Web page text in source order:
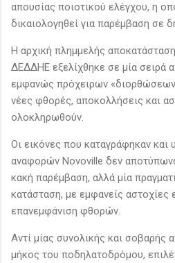
απουσίας ποιοτικού ελέγχου, η
δικαιολογηθεί για παρέμβαση σε
Η αρχική πλημμελής
ΔΕΔΔΗΕ εξελίχθηκε σε μία σειρά
εμφανώς πρόχειρων
νέες φθορές, αποκολλήσεις και
ολοκληρωθούν.
Οι εικόνες που καταγράφηκαν
αναφορών Novoville δεν
κακή παρέμβαση, αλλά μία
κατάσταση, με εμφανείς αστοχίες
επανεμφάνιση φθορών.
Αντί μίας συνολικής και σοβαρής
μήκος του ποδηλατοδρόμου,